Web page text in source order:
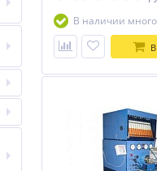
В наличии много